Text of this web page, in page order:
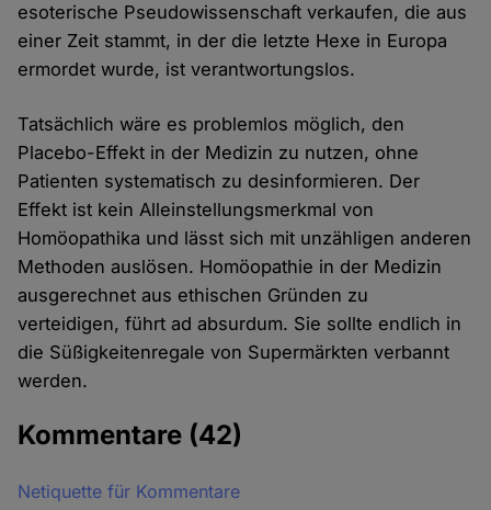
esoterische Pseudowissenschaft verkaufen, die aus
einer Zeit stammt, in der die letzte Hexe in Europa
ermordet wurde, ist verantwortungslos.
Tatsächlich wäre es problemlos möglich, den
Placebo-Effekt in der Medizin zu nutzen, ohne
Patienten systematisch zu desinformieren. Der
Effekt ist kein Alleinstellungsmerkmal von
Homöopathika und lässt sich mit unzähligen anderen
Methoden auslösen. Homöopathie in der Medizin
ausgerechnet aus ethischen Gründen zu
verteidigen, führt ad absurdum. Sie sollte endlich in
die Süßigkeitenregale von Supermärkten verbannt
werden.
Kommentare (42)
Netiquette für Kommentare